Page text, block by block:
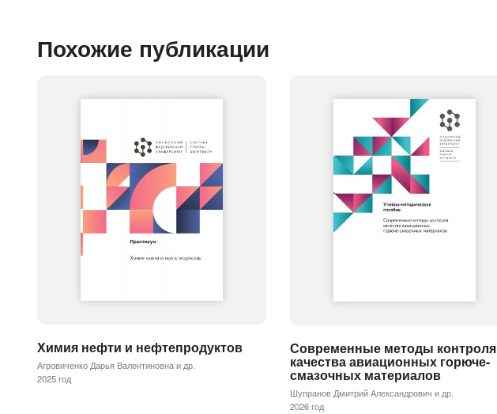
Похожие публикации
Химия нефти и нефтепродуктов
Агровиченко Дарья Валентиновна и др.
2025 год
Современные методы контроля
качества авиационных горюче-
смазочных материалов
Шупранов Дмитрий Александрович и др.
2026 год